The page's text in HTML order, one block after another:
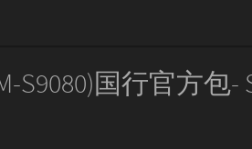
S9080)国行官方包-